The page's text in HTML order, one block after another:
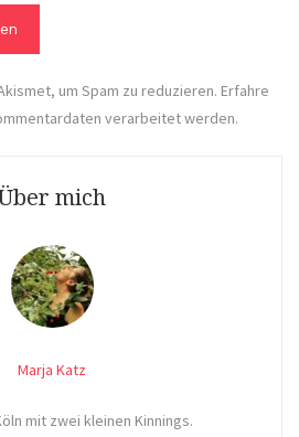
um Spam zu reduzieren. Erfahre
verarbeitet werden.
mich
Marja Katz
mit zwei kleinen Kinnings.